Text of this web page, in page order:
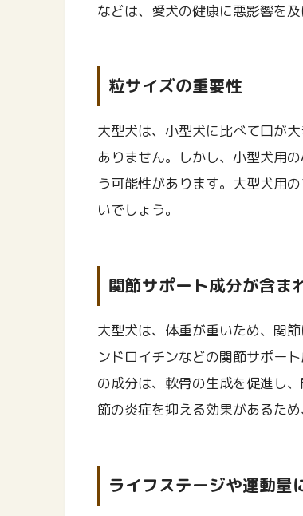
などは、愛犬の健康に悪影響を及
粒サイズの重要性
大型犬は、小型犬に比べて口が
ありません。しかし、小型犬用
う可能性があります。大型犬用
いでしょう。
関節サポート成分が含ま
大型犬は、体重が重いため、関
ンドロイチンなどの関節サポー
の成分は、軟骨の生成を促進し
節の炎症を抑える効果があるた
ライフステージや運動量